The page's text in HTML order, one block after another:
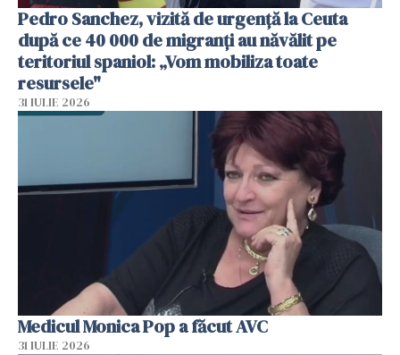
Pedro Sanchez, vizită de urgență la Ceuta
după ce 40 000 de migranți au năvălit pe
teritoriul spaniol: „Vom mobiliza toate
resursele"
31 IULIE 2026
Medicul Monica Pop a făcut AVC
31 IULIE 2026